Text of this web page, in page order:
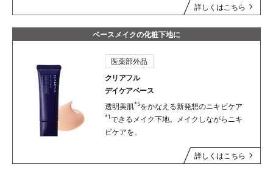
詳しくはこちら
ベースメイクの化粧下地に
医薬部外品
クリアフル
デイケアベース
透明美肌*5をかなえる新発想のニキビケア
*1できるメイク下地。メイクしながらニキ
ビケアを。
詳しくはこちら